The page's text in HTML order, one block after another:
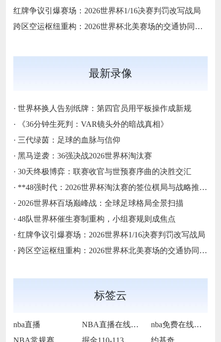
红牌争议引爆赛场：2026世界杯1/16决赛判罚改写战局
跨区空运枢纽重构：2026世界杯北美赛场的交通协同与效能优化方案
最新录像
· 世界杯换人告别纸牌：第四官员用平板操作成新规
·
《36分钟生死判：VAR镜头外的暗战真相》
· 三代绿茵：足球的血脉与信仰
· 黑马逆袭：36强决战2026世界杯淘汰赛
· 30天终极博弈：联赛收官与世预赛序曲的决胜交汇
· **48强时代：2026世界杯淘汰赛的签位棋局与战略推演**
· 2026世界杯百场巅峰战：全球足球格局全景扫描
· 48队世界杯催生赛制重构，小组赛规则成焦点
· 红牌争议引爆赛场：2026世界杯1/16决赛判罚改写战局
· 跨区空运枢纽重构：2026世界杯北美赛场的交通协同与效能优化方案
标签云
nba直播 NBA直播在线观看
nba免费在线高清直播